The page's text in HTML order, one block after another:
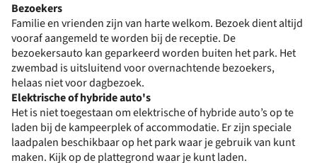
Bezoekers
Familie en vrienden zijn van harte welkom. Bezoek dient altijd
vooraf aangemeld te worden bij de receptie. De
bezoekersauto kan geparkeerd worden buiten het park. Het
zwembad is uitsluitend voor overnachtende bezoekers,
helaas niet voor dagbezoek.
Elektrische of hybride auto's
Het is niet toegestaan om elektrische of hybride auto’s op te
laden bij de kampeerplek of accommodatie. Er zijn speciale
laadpalen beschikbaar op het park waar je gebruik van kunt
maken. Kijk op de plattegrond waar je kunt laden.